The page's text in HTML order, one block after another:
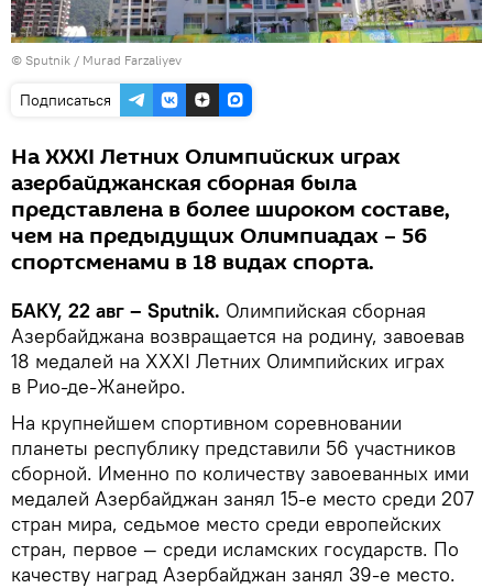
© Sputnik / Murad Farzaliyev
Подписаться
На XXXI Летних Олимпийских играх
азербайджанская сборная была
представлена в более широком составе,
чем на предыдущих Олимпиадах – 56
спортсменами в 18 видах спорта.
БАКУ, 22 авг – Sputnik. Олимпийская сборная
Азербайджана возвращается на родину, завоевав
18 медалей на XXXI Летних Олимпийских играх
в Рио-де-Жанейро.
На крупнейшем спортивном соревновании
планеты республику представили 56 участников
сборной. Именно по количеству завоеванных ими
медалей Азербайджан занял 15-е место среди 207
стран мира, седьмое место среди европейских
стран, первое — среди исламских государств. По
качеству наград Азербайджан занял 39-е место.